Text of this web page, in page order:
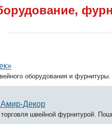
оборудования и фурнитуры.
Амир-Декор
торговля швейной фурнитурой.